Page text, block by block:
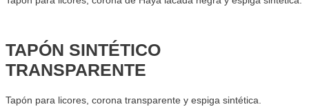
TAPÓN SINTÉTICO
TRANSPARENTE
Tapón para licores, corona transparente y espiga sintética.